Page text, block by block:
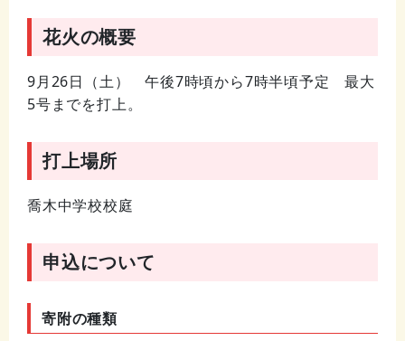
花火の概要
9月26日（土） 午後7時頃から7時半頃予定 最大
5号までを打上。
打上場所
喬木中学校校庭
申込について
寄附の種類